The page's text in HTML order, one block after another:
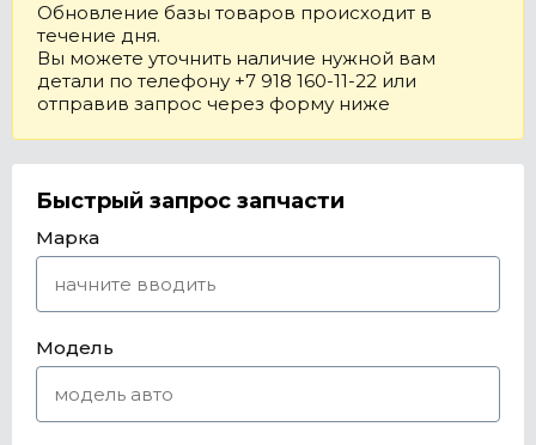
Обновление базы товаров происходит в
течение дня.
Вы можете уточнить наличие нужной вам
детали по телефону +7 918 160-11-22 или
отправив запрос через форму ниже
Быстрый запрос запчасти
Марка
Модель